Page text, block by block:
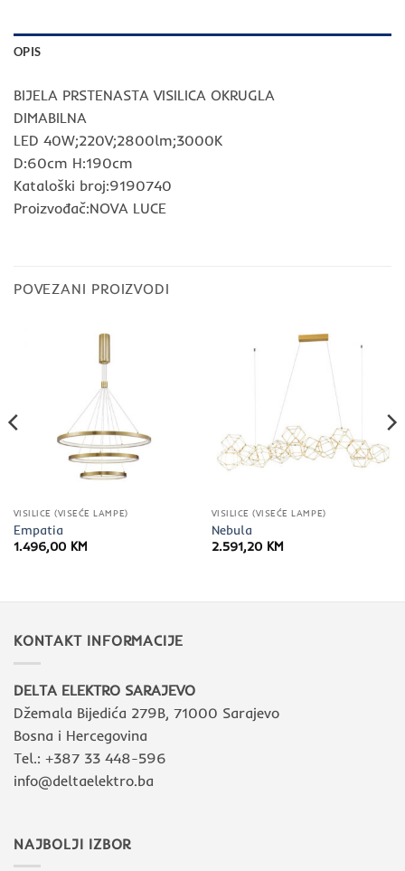
OPIS
BIJELA PRSTENASTA VISILICA OKRUGLA
DIMABILNA
LED 40W;220V;2800lm;3000K
D:60cm H:190cm
Kataloški broj:9190740
Proizvođač:NOVA LUCE
POVEZANI PROIZVODI
VISILICE (VISEĆE LAMPE)
Empatia
1.496,00 KM
VISILICE (VISEĆE LAMPE)
Nebula
2.591,20 KM
KONTAKT INFORMACIJE
DELTA ELEKTRO SARAJEVO
Džemala Bijedića 279B, 71000 Sarajevo
Bosna i Hercegovina
Tel.: +387 33 448-596
info@deltaelektro.ba
NAJBOLJI IZBOR